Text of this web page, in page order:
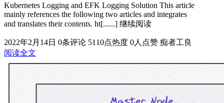
Kubernetes Logging and EFK Logging Solution This article
mainly references the following two articles and integrates
and translates their contents. ht[......] 继续阅读
2022年2月14日 0条评论 5110点热度 0人点赞 痴者工良
阅读全文